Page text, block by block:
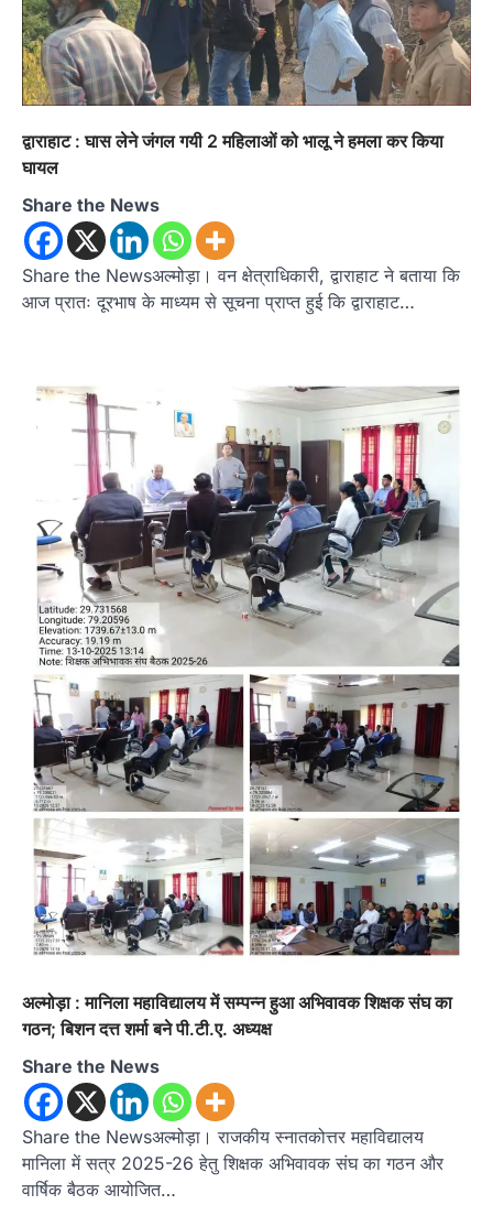
द्वाराहाट : घास लेने जंगल गयी 2 महिलाओं को भालू ने हमला कर किया
घायल
Share the News
Share the Newsअल्मोड़ा। वन क्षेत्राधिकारी, द्वाराहाट ने बताया कि
आज प्रातः दूरभाष के माध्यम से सूचना प्राप्त हुई कि द्वाराहाट…
अल्मोड़ा : मानिला महाविद्यालय में सम्पन्न हुआ अभिवावक शिक्षक संघ का
गठन; बिशन दत्त शर्मा बने पी.टी.ए. अध्यक्ष
Share the News
Share the Newsअल्मोड़ा। राजकीय स्नातकोत्तर महाविद्यालय
मानिला में सत्र 2025-26 हेतु शिक्षक अभिवावक संघ का गठन और
वार्षिक बैठक आयोजित…
2
उत्तराखण्ड कुमाऊं ख़बरें नैनीताल
हल्द्वानी में खड़गे का हुंकार, नौकरियों से लेकर
संविधान और भ्रष्टाचार तक भाजपा को घेरा
Admin August 8, 2026
हल्द्वानी में आयोजित विजय शंखनाद रैली को संबोधित करते
हुए कांग्रेस के राष्ट्रीय अध्यक्ष मल्लिकार्जुन…
3
खड़गे की रैली से पहले हल्द्वानी में सियासी
घमासान, एसएसपी कार्यालय में धरने पर बैठे
कांग्रेस नेता
कांग्रेस कार्यकर्ताओं की बसें रोकने का आरोप, एसएसपी
ऑफिस में धरने पर बैठे गोदियाल और…